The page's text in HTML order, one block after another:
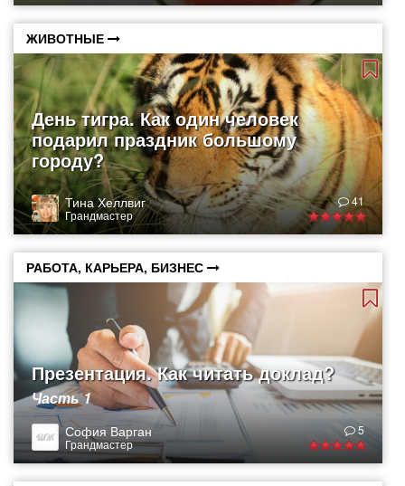
ЖИВОТНЫЕ
День тигра. Как один человек
подарил праздник большому
городу?
Тина Хеллвиг
Грандмастер
41
РАБОТА, КАРЬЕРА, БИЗНЕС
Презентация. Как читать доклад?
Часть 1
София Варган
Грандмастер
5